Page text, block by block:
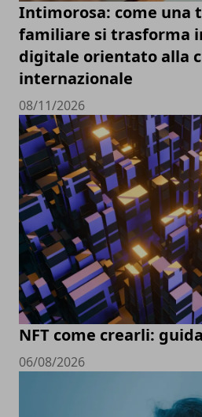
Intimorosa: come una
familiare si trasforma
digitale orientato alla
internazionale
08/11/2026
NFT come crearli:
06/08/2026